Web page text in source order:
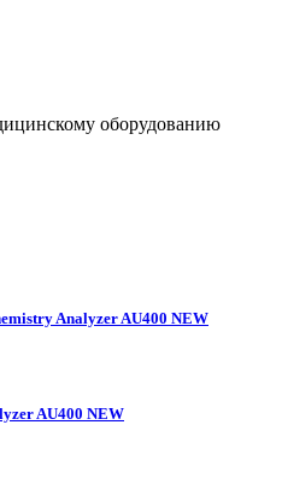
оборудованию
Analyzer AU400 NEW
AU400 NEW